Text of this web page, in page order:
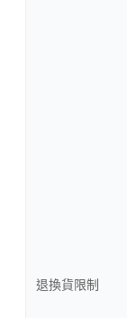
退換貨限制